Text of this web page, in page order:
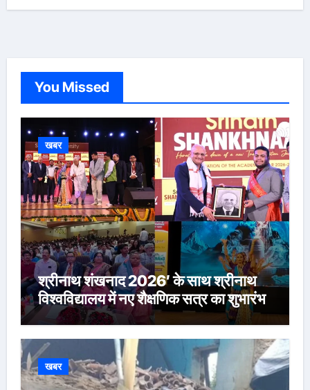
You Missed
खबर
श्रीनाथ शंखनाद 2026′ के साथ श्रीनाथ
विश्वविद्यालय में नए शैक्षणिक सत्र का शुभारंभ
खबर